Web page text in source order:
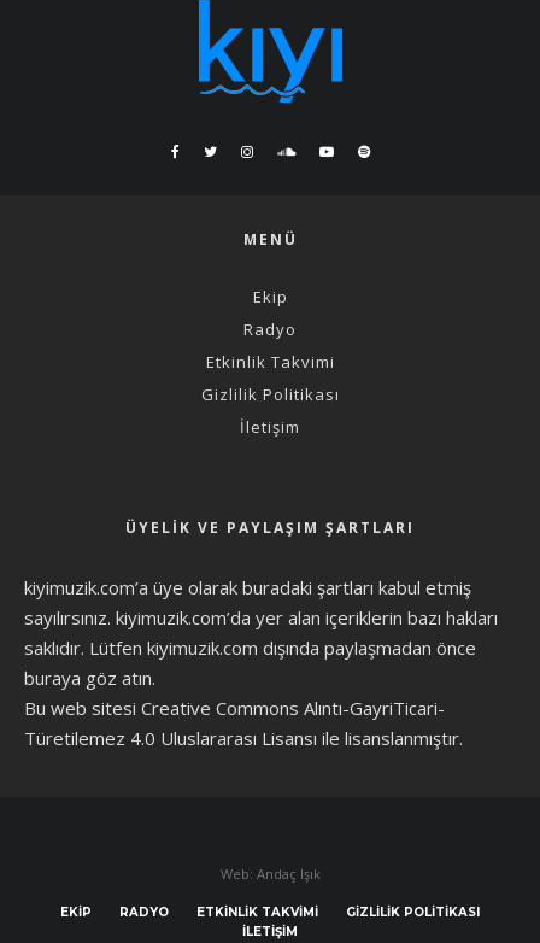
MENÜ
Ekip
Radyo
Etkinlik Takvimi
Gizlilik Politikası
İletişim
ÜYELIK VE PAYLAŞIM ŞARTLARI
kiyimuzik.com’a üye olarak buradaki şartları kabul etmiş
sayılırsınız. kiyimuzik.com’da yer alan içeriklerin bazı hakları
saklıdır. Lütfen kiyimuzik.com dışında paylaşmadan önce
buraya göz atın.
Bu web sitesi Creative Commons Alıntı-GayriTicari-
Türetilemez 4.0 Uluslararası Lisansı ile lisanslanmıştır.
Web: Andaç Işık
EKIP RADYO ETKINLIK TAKVIMI
GIZLILIK POLITIKASI
İLETIŞIM